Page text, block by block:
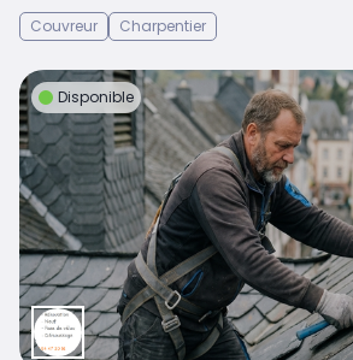
Couvreur
Charpentier
Disponible